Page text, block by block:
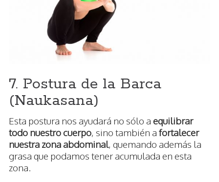
7. Postura de la Barca
(Naukasana)
Esta postura nos ayudará no sólo a equilibrar
todo nuestro cuerpo, sino también a fortalecer
nuestra zona abdominal, quemando además la
grasa que podamos tener acumulada en esta
zona.